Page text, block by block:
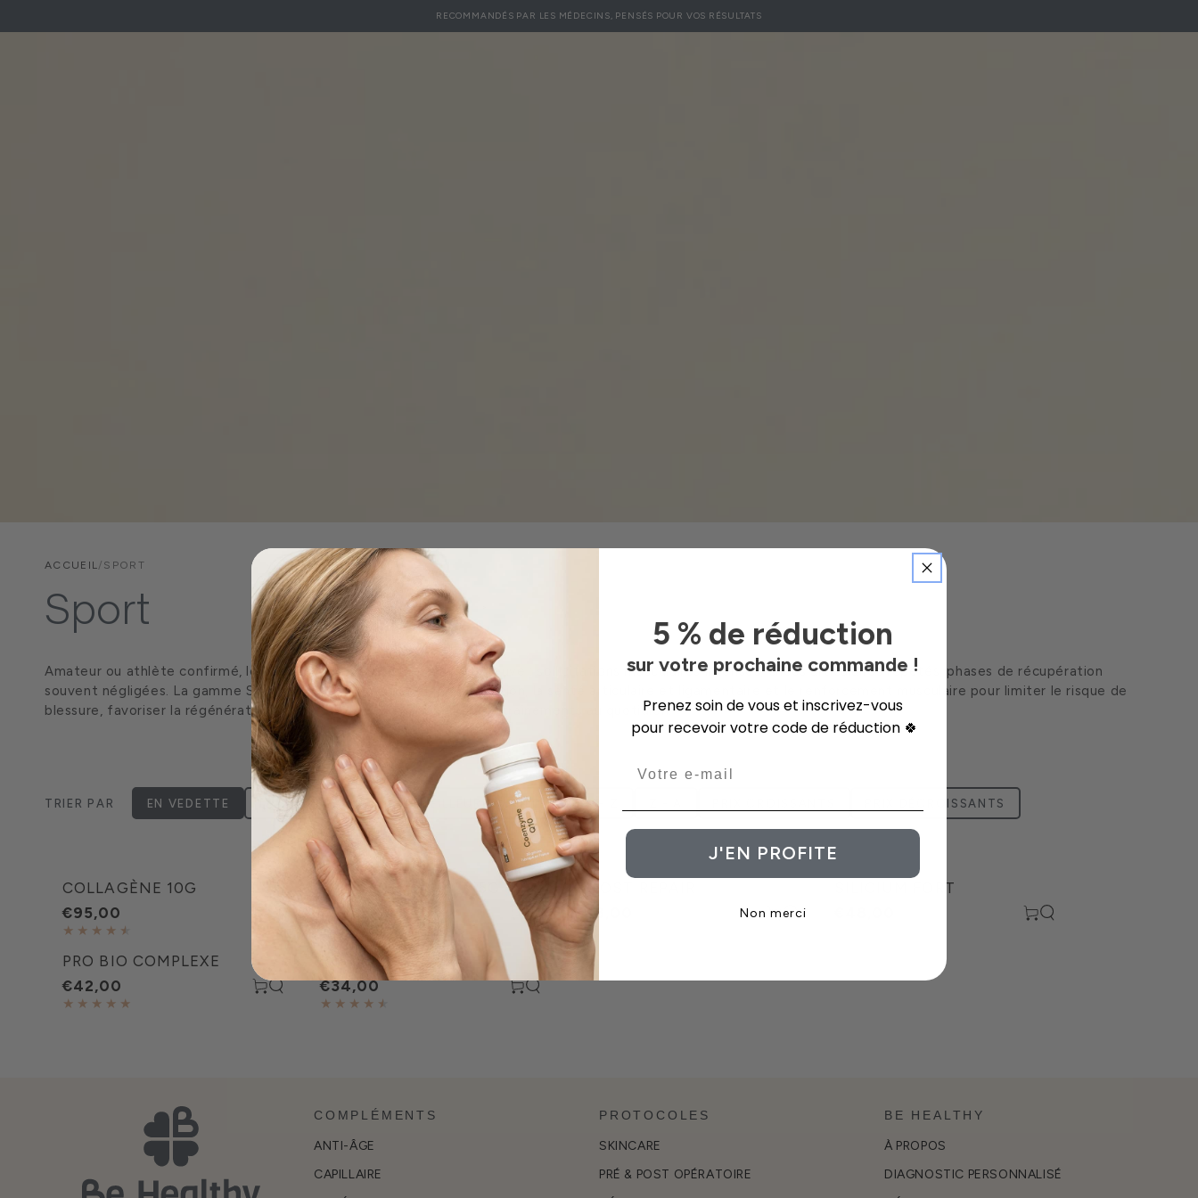
RECOMMANDÉS PAR LES MÉDECINS, PENSÉS POUR VOS RÉSULTATS
ACCUEIL/ SPORT
Collection:
Sport
Amateur ou athlète confirmé, le corps du sportif est mis à rude épreuve : sollicitations musculaires intenses, chocs articulaires répétés, phases de récupération
souvent négligées. La gamme Sport Be Healthy soutient la récupération, la santé articulaire et ligamentaire et le renforcement musculaire pour limiter le risque de
blessure, favoriser la régénération des tissus et accompagner vos entraînements au quotidien.
TRIER PAR EN VEDETTE LE PLUS PERTINENT MEILLEURES VENTES A - Z PRIX DÉCROISSANTS
Collagène
10g
COLLAGÈNE 10G
€95,00
Collagène
Stick
5g
COLLAGÈNE STICK 5G
€55,00
Boost
Repair
BOOST REPAIR
€18,00
Silicium
SILICIUM FORT
Pro
Complexe
PRO BIO COMPLEXE
€42,00
Boost
Drain
BOOST DRAIN
€34,00
COMPLÉMENTS
ANTI-ÂGE
CAPILLAIRE
PROTOCOLES
SKINCARE
PRÉ & POST OPÉRATOIRE
BE HEALTHY
À PROPOS
DIAGNOSTIC PERSONNALISÉ
5 % de réduction
sur votre prochaine commande !
Prenez soin de vous et inscrivez-vous
pour recevoir votre code de réduction 🍀
J'EN PROFITE
Non merci